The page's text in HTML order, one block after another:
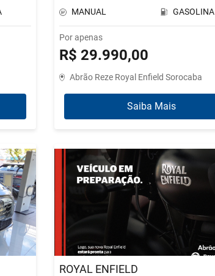
MANUAL
GASOLINA
Por apenas
R$ 29.990,00
Abrão Reze Royal Enfield Sorocaba
Saiba Mais
ROYAL ENFIELD